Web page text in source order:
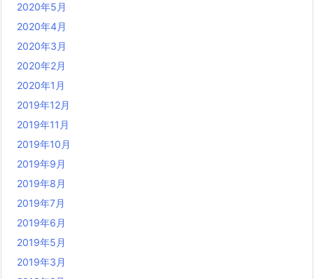
2020年5月
2020年4月
2020年3月
2020年2月
2020年1月
2019年12月
2019年11月
2019年10月
2019年9月
2019年8月
2019年7月
2019年6月
2019年5月
2019年3月